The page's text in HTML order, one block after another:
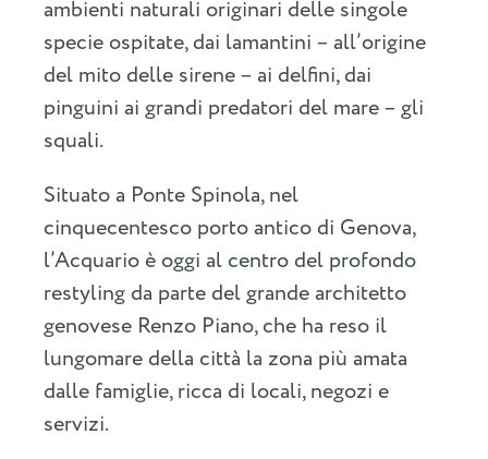
ambienti naturali originari delle singole
specie ospitate, dai lamantini – all’origine
del mito delle sirene – ai delfini, dai
pinguini ai grandi predatori del mare – gli
squali.
Situato a Ponte Spinola, nel
cinquecentesco porto antico di Genova,
l’Acquario è oggi al centro del profondo
restyling da parte del grande architetto
genovese Renzo Piano, che ha reso il
lungomare della città la zona più amata
dalle famiglie, ricca di locali, negozi e
servizi.